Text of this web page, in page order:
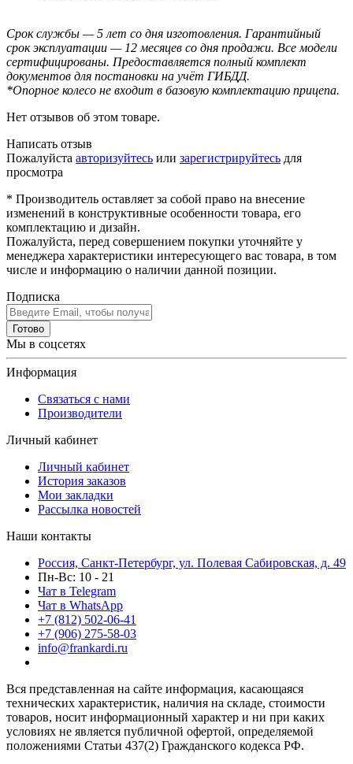
Срок службы — 5 лет со дня изготовления. Гарантийный
срок эксплуатации — 12 месяцев со дня продажи. Все модели
сертифицированы. Предоставляется полный комплект
документов для постановки на учёт ГИБДД.
*Опорное колесо не входит в базовую комплектацию прицепа.
Нет отзывов об этом товаре.
Написать отзыв
Пожалуйста авторизуйтесь или зарегистрируйтесь для
просмотра
* Производитель оставляет за собой право на внесение
изменений в конструктивные особенности товара, его
комплектацию и дизайн.
Пожалуйста, перед совершением покупки уточняйте у
менеджера характеристики интересующего вас товара, в том
числе и информацию о наличии данной позиции.
Подписка
Готово
Мы в соцсетях
Информация
Связаться с нами
Производители
Личный кабинет
Личный кабинет
История заказов
Мои закладки
Рассылка новостей
Наши контакты
Россия, Санкт-Петербург, ул. Полевая Сабировская, д. 49
Пн-Вс: 10 - 21
Чат в Telegram
Чат в WhatsApp
+7 (812) 502-06-41
+7 (906) 275-58-03
info@frankardi.ru
Вся представленная на сайте информация, касающаяся
технических характеристик, наличия на складе, стоимости
товаров, носит информационный характер и ни при каких
условиях не является публичной офертой, определяемой
положениями Статьи 437(2) Гражданского кодекса РФ.